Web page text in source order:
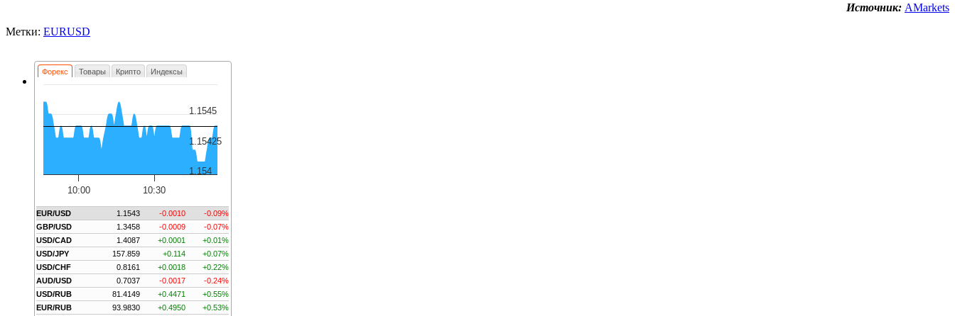
Источник: AMarkets
Метки: EURUSD
Форекс Товары Крипто Индексы
10:00 10:30
1.154
1.15425
1.1545
EUR/USD 1.1543 -0.0010
-0.09%
GBP/USD
1.3458 -0.0009
-0.07%
USD/CAD
1.4087 +0.0001
+0.01%
USD/JPY
157.859 +0.114
+0.07%
USD/CHF
0.8161 +0.0018
+0.22%
AUD/USD
0.7037 -0.0017
-0.24%
USD/RUB
81.4149 +0.4471
+0.55%
EUR/RUB
93.9830 +0.4950
+0.53%